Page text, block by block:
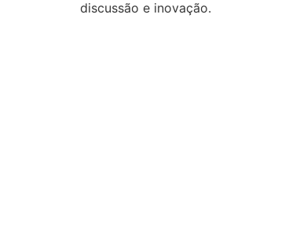
discussão e inovação.